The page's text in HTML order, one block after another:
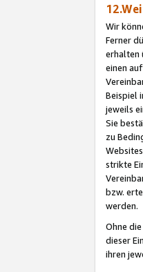
Wir
Ferner
erhalten
einen
Beispiel
jeweils
Sie
zu
strikte
bzw.
werden.
Ohne
dieser
ihren